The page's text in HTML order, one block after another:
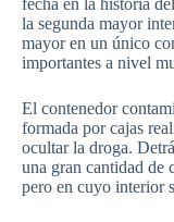
fecha en la historia
la segunda mayor
mayor en un único
importantes a nivel
El contenedor
formada por cajas
ocultar la droga.
una gran cantidad de
pero en cuyo interior